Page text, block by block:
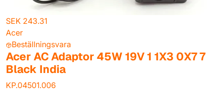
SEK 243.31
Acer
Beställningsvara
Acer AC Adaptor 45W 19V 1 1X3 0X7 7
Black India
KP.04501.006